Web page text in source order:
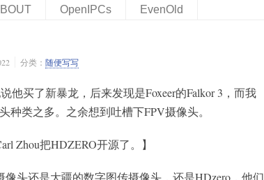
OpenIPCs EvenOld
分类： 随便写写
他买了新暴龙，后来发现是Foxeer的Falkor 3，而我
种类之多。之余想到吐槽下FPV摄像头。
Zhou把HDZERO开源了。】
头还是大疆的数字图传摄像头，还是HDzero，他们